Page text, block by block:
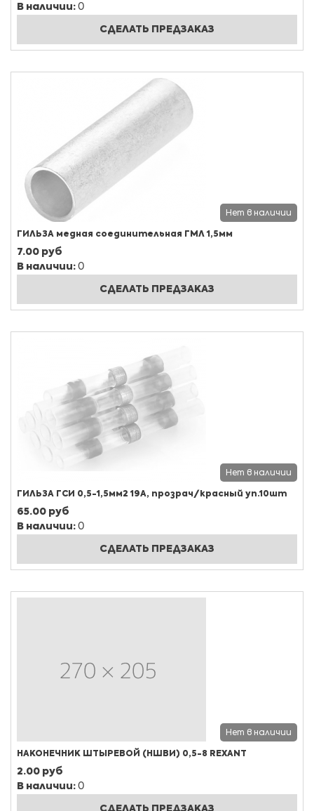
В наличии: 0
СДЕЛАТЬ ПРЕДЗАКАЗ
Нет в наличии
ГИЛЬЗА медная соединительная ГМЛ 1,5мм
7.00 руб
В наличии: 0
СДЕЛАТЬ ПРЕДЗАКАЗ
Нет в наличии
ГИЛЬЗА ГСИ 0,5-1,5мм2 19A, прозрач/красный уп.10шт
65.00 руб
В наличии: 0
СДЕЛАТЬ ПРЕДЗАКАЗ
Нет в наличии
НАКОНЕЧНИК ШТЫРЕВОЙ (НШВИ) 0,5-8 REXANT
2.00 руб
В наличии: 0
СДЕЛАТЬ ПРЕДЗАКАЗ